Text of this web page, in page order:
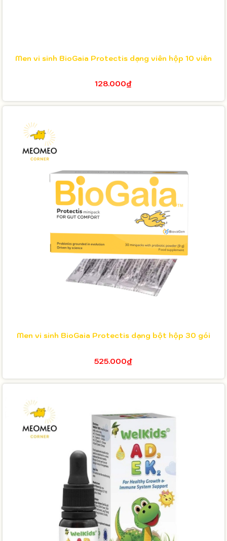
Men vi sinh BioGaia Protectis dạng viên hộp 10 viên
128.000₫
Men vi sinh BioGaia Protectis dạng bột hộp 30 gói
525.000₫